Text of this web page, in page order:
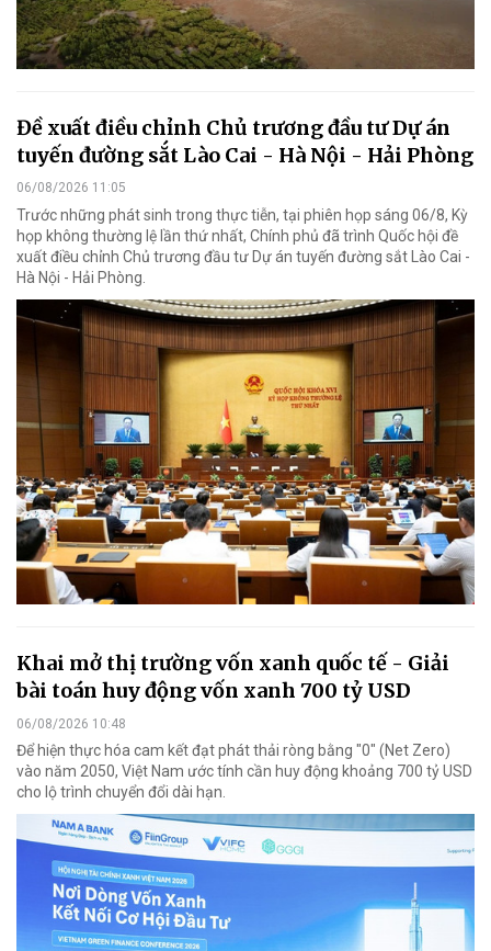
Đề xuất điều chỉnh Chủ trương đầu tư Dự án
tuyến đường sắt Lào Cai - Hà Nội - Hải Phòng
06/08/2026 11:05
Trước những phát sinh trong thực tiễn, tại phiên họp sáng 06/8, Kỳ
họp không thường lệ lần thứ nhất, Chính phủ đã trình Quốc hội đề
xuất điều chỉnh Chủ trương đầu tư Dự án tuyến đường sắt Lào Cai -
Hà Nội - Hải Phòng.
Khai mở thị trường vốn xanh quốc tế - Giải
bài toán huy động vốn xanh 700 tỷ USD
06/08/2026 10:48
Để hiện thực hóa cam kết đạt phát thải ròng bằng "0" (Net Zero)
vào năm 2050, Việt Nam ước tính cần huy động khoảng 700 tỷ USD
cho lộ trình chuyển đổi dài hạn.